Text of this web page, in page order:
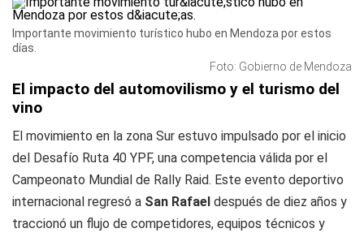
Importante movimiento turístico hubo en Mendoza por estos
días.
Foto: Gobierno de Mendoza
El impacto del automovilismo y el turismo del
vino
El movimiento en la zona Sur estuvo impulsado por el inicio
del Desafío Ruta 40 YPF, una competencia válida por el
Campeonato Mundial de Rally Raid. Este evento deportivo
internacional regresó a San Rafael después de diez años y
traccionó un flujo de competidores, equipos técnicos y